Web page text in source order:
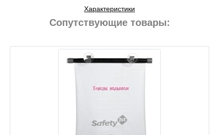
Характеристики
Сопутствующие товары: